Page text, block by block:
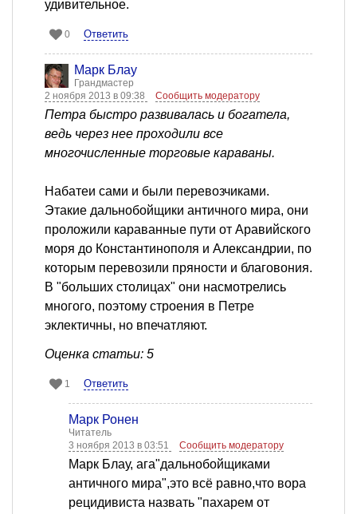
удивительное.
0 Ответить
Марк Блау
Грандмастер
2 ноября 2013 в 09:38
Сообщить модератору
Петра быстро развивалась и богатела,
ведь через нее проходили все
многочисленные торговые караваны.
Набатеи сами и были перевозчиками.
Этакие дальнобойщики античного мира, они
проложили караванные пути от Аравийского
моря до Константинополя и Александрии, по
которым перевозили пряности и благовония.
В "больших столицах" они насмотрелись
многого, поэтому строения в Петре
эклектичны, но впечатляют.
Оценка статьи: 5
1 Ответить
Марк Ронен
Читатель
3 ноября 2013 в 03:51
Сообщить модератору
Марк Блау, ага"дальнобойщиками
античного мира",это всё равно,что вора
рецидивиста назвать "пахарем от